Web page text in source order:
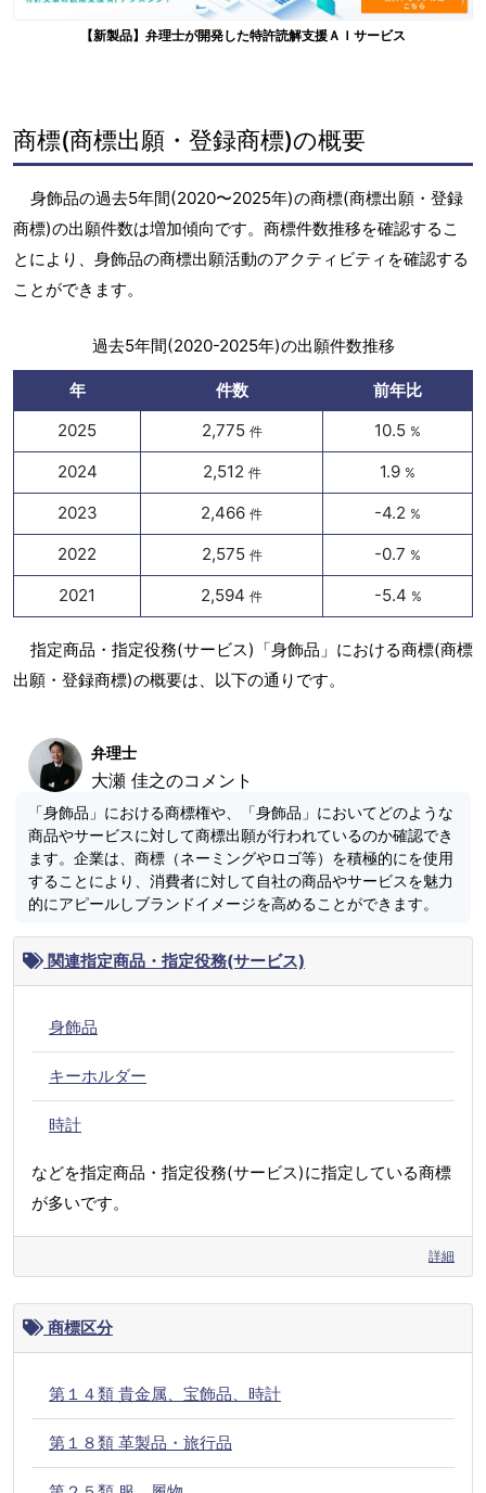
【新製品】弁理士が開発した特許読解支援ＡＩサービス
商標(商標出願・登録商標)の概要
身飾品の過去5年間(2020〜2025年)の商標(商標出願・登録
商標)の出願件数は増加傾向です。商標件数推移を確認するこ
とにより、身飾品の商標出願活動のアクティビティを確認する
ことができます。
過去5年間(2020-2025年)の出願件数推移
年 件数
前年比
2025
2,775 件 10.5 %
2024 2,512 件 1.9 %
2023 2,466 件 -4.2 %
2022 2,575 件 -0.7 %
2021 2,594 件 -5.4 %
指定商品・指定役務(サービス)「身飾品」における商標(商標
出願・登録商標)の概要は、以下の通りです。
弁理士
大瀬 佳之のコメント
「身飾品」における商標権や、「身飾品」においてどのような
商品やサービスに対して商標出願が行われているのか確認でき
ます。企業は、商標（ネーミングやロゴ等）を積極的にを使用
することにより、消費者に対して自社の商品やサービスを魅力
的にアピールしブランドイメージを高めることができます。
関連指定商品・指定役務(サービス)
身飾品
キーホルダー
時計
などを指定商品・指定役務(サービス)に指定している商標
が多いです。
詳細
商標区分
第１４類 貴金属、宝飾品、時計
第１８類 革製品・旅行品